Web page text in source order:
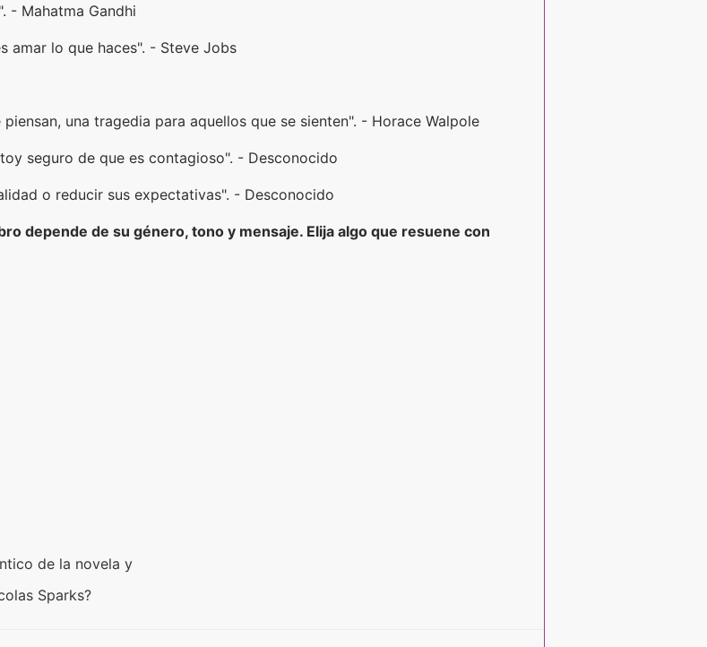
- Mahatma Gandhi
amar lo que haces". - Steve Jobs
una tragedia para aquellos que se sienten". - Horace Walpole
seguro de que es contagioso". - Desconocido
o reducir sus expectativas". - Desconocido
depende de su género, tono y mensaje. Elija algo que resuene con
de la novela y
Sparks?